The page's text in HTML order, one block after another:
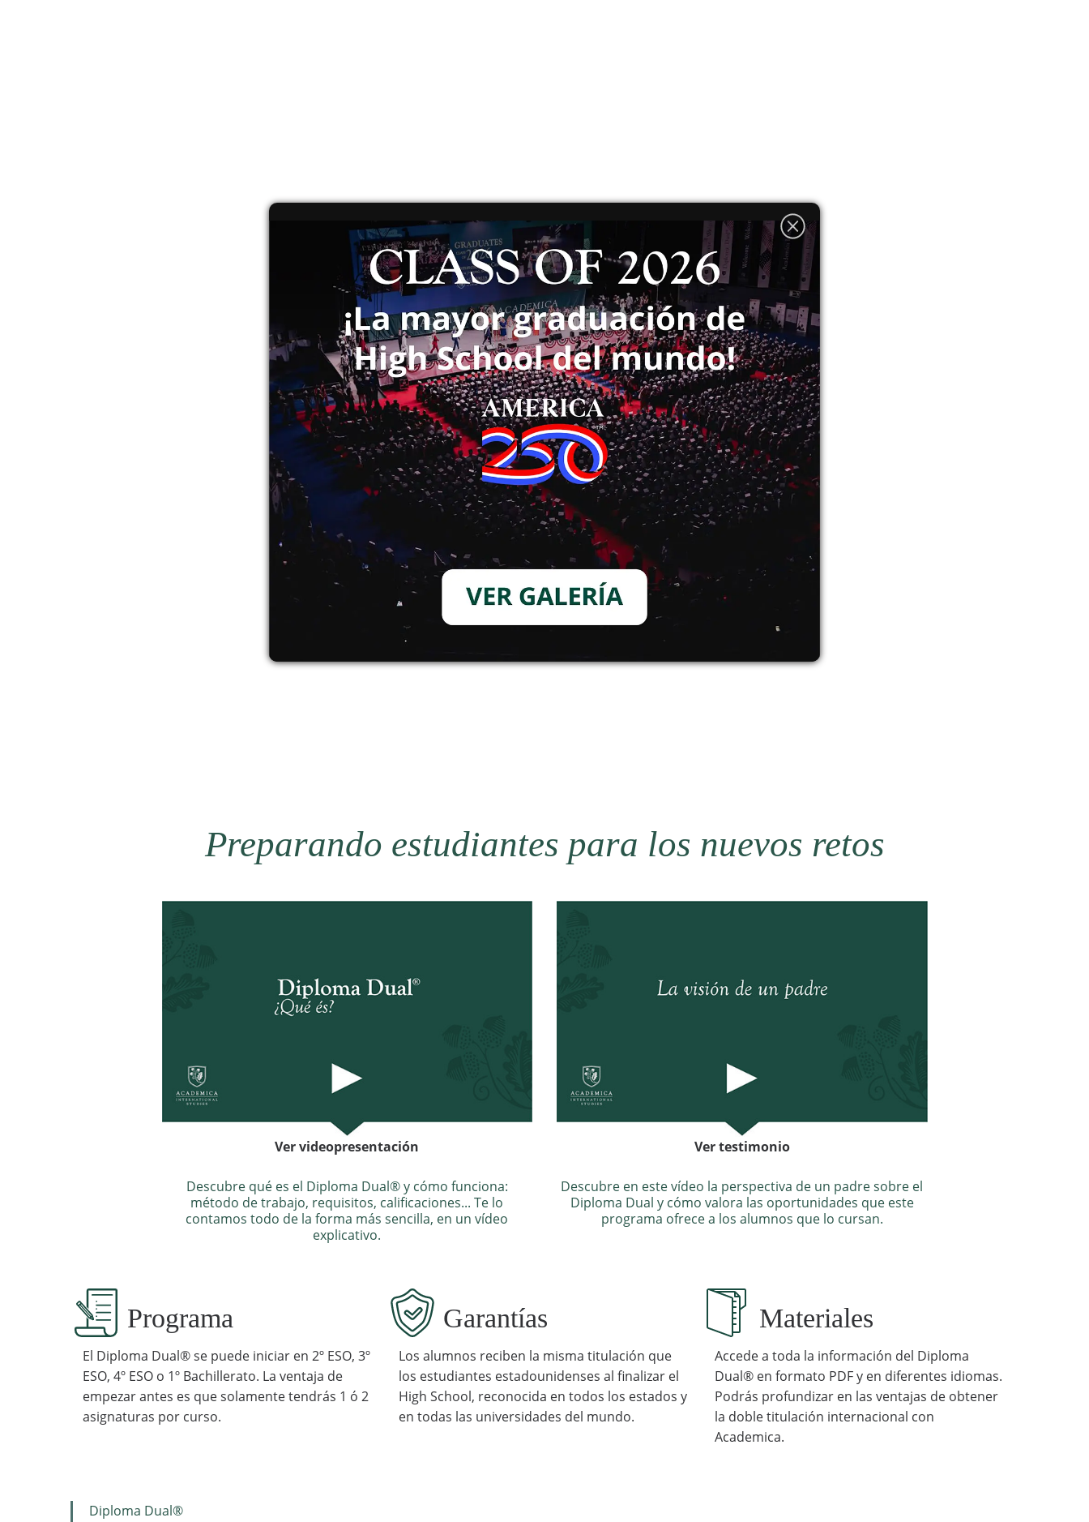
Preparando estudiantes para los nuevos retos
Ver videopresentación
Descubre qué es el Diploma Dual® y cómo funciona:
método de trabajo, requisitos, calificaciones... Te lo
contamos todo de la forma más sencilla, en un vídeo
explicativo.
Ver testimonio
Descubre en este vídeo la perspectiva de un padre sobre el
Diploma Dual y cómo valora las oportunidades que este
programa ofrece a los alumnos que lo cursan.
Programa
El Diploma Dual® se puede iniciar en 2º ESO, 3º
ESO, 4º ESO o 1º Bachillerato. La ventaja de
empezar antes es que solamente tendrás 1 ó 2
asignaturas por curso.
Garantías
Los alumnos reciben la misma titulación que
los estudiantes estadounidenses al finalizar el
High School, reconocida en todos los estados y
en todas las universidades del mundo.
Materiales
Accede a toda la información del Diploma
Dual® en formato PDF y en diferentes idiomas.
Podrás profundizar en las ventajas de obtener
la doble titulación internacional con
Academica.
Diploma Dual®